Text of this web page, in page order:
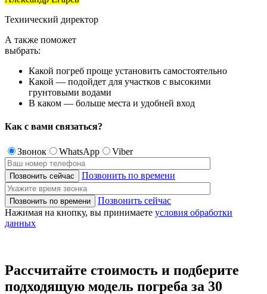
Технический директор
А также поможет
выбрать:
Какой погреб проще установить самостоятельно
Какой — подойдет для участков с высокими
грунтовыми водами
В каком — больше места и удобней вход
Как с вами связаться?
Звонок WhatsApp Viber
Позвонить по времени
Позвонить сейчас
Нажимая на кнопку, вы принимаете условия обработки
данных
Рассчитайте стоимость и подберите
подходящую модель погреба за 30